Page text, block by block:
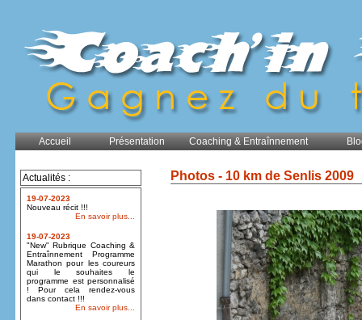
Accueil Présentation Coaching & Entraînnement
Actualités :
19-07-2023
Nouveau récit !!!
En savoir plus...
19-07-2023
"New" Rubrique Coaching &
Entraînnement Programme
Marathon pour les coureurs
qui le souhaites le
programme est personnalisé
! Pour cela rendez-vous
dans contact !!!
En savoir plus...
Photos - 10 km de Senlis 2009